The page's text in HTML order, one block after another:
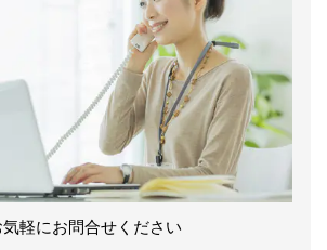
気軽にお問合せください